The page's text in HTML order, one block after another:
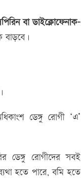
বা ডাইক্লোফেনাক-
বাড়বে।
ডেঙ্গু রোগী ‘এ’
ডেঙ্গু রোগীদের সবই
হতে পারে, বমি হতে